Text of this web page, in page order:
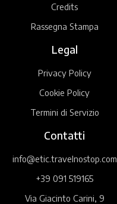
Credits
Rassegna Stampa
Legal
Privacy Policy
Cookie Policy
Termini di Servizio
Contatti
info@etic.travelnostop.com
+39 091 519165
Via Giacinto Carini, 9